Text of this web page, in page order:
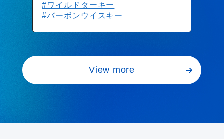
#ワイルドターキー
#バーボンウイスキー
View more